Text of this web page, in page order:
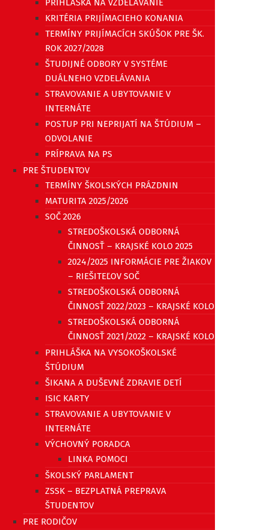
PRIHLÁŠKA NA VZDELÁVANIE
KRITÉRIA PRIJÍMACIEHO KONANIA
TERMÍNY PRIJÍMACÍCH SKÚŠOK PRE ŠK.
ROK 2027/2028
ŠTUDIJNÉ ODBORY V SYSTÉME
DUÁLNEHO VZDELÁVANIA
STRAVOVANIE A UBYTOVANIE V
INTERNÁTE
POSTUP PRI NEPRIJATÍ NA ŠTÚDIUM –
ODVOLANIE
PRÍPRAVA NA PS
PRE ŠTUDENTOV
TERMÍNY ŠKOLSKÝCH PRÁZDNIN
MATURITA 2025/2026
SOČ 2026
STREDOŠKOLSKÁ ODBORNÁ
ČINNOSŤ – KRAJSKÉ KOLO 2025
2024/2025 INFORMÁCIE PRE ŽIAKOV
– RIEŠITEĽOV SOČ
STREDOŠKOLSKÁ ODBORNÁ
ČINNOSŤ 2022/2023 – KRAJSKÉ KOLO
STREDOŠKOLSKÁ ODBORNÁ
ČINNOSŤ 2021/2022 – KRAJSKÉ KOLO
PRIHLÁŠKA NA VYSOKOŠKOLSKÉ
ŠTÚDIUM
ŠIKANA A DUŠEVNÉ ZDRAVIE DETÍ
ISIC KARTY
STRAVOVANIE A UBYTOVANIE V
INTERNÁTE
VÝCHOVNÝ PORADCA
LINKA POMOCI
ŠKOLSKÝ PARLAMENT
ZSSK – BEZPLATNÁ PREPRAVA
ŠTUDENTOV
PRE RODIČOV